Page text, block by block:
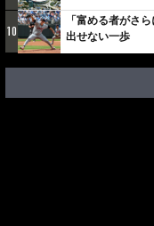
10
「富める者がさ
出せない一歩